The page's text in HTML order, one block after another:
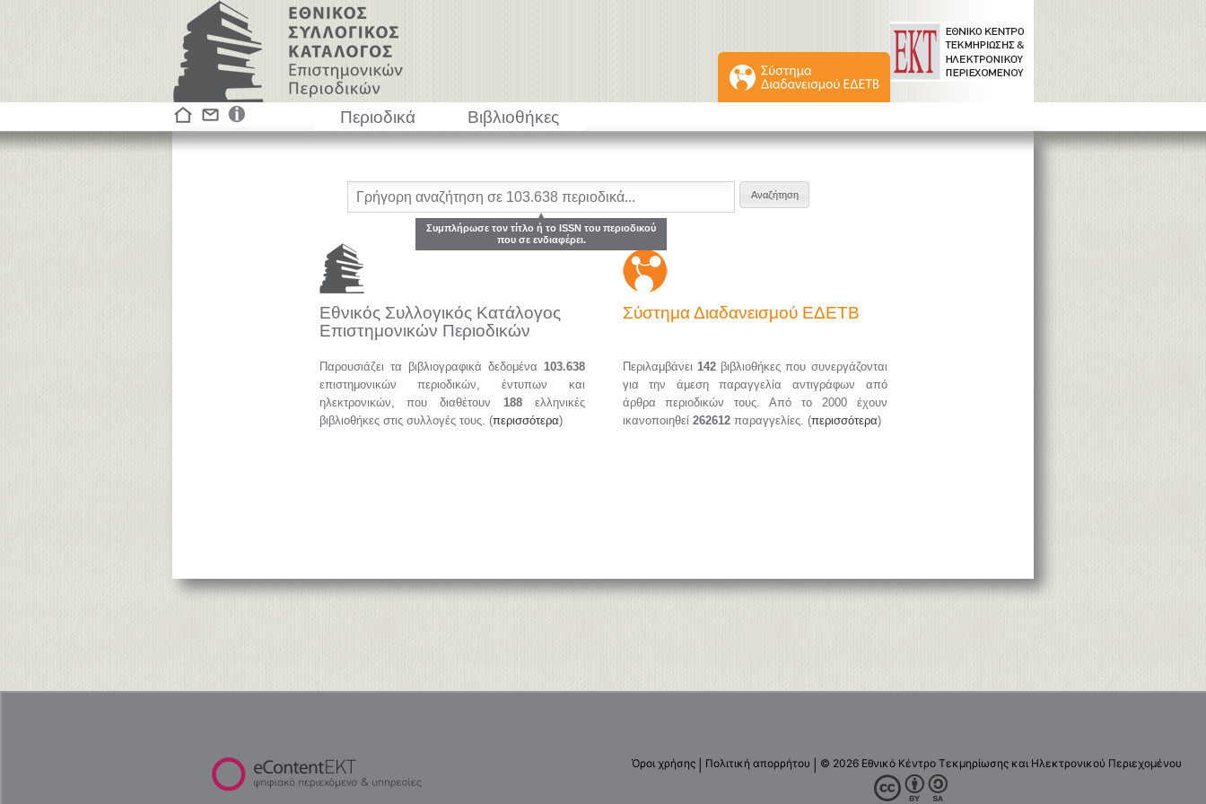
Περιοδικά Βιβλιοθήκες
Εθνικός Συλλογικός Κατάλογος
Επιστημονικών Περιοδικών
Σύστημα Διαδανεισμού ΕΔΕΤΒ
Παρουσιάζει τα βιβλιογραφικά δεδομένα 103.638
επιστημονικών περιοδικών, έντυπων και
ηλεκτρονικών, που διαθέτουν 188ελληνικές
βιβλιοθήκες στις συλλογές τους. (περισσότερα)
Περιλαμβάνει 142βιβλιοθήκες που συνεργάζονται
για την άμεση παραγγελία αντιγράφων από
άρθρα περιοδικών τους. Από το 2000 έχουν
ικανοποιηθεί 262612παραγγελίες. (περισσότερα)
Συμπλήρωσε τον τίτλο ή το ISSN του περιοδικού
που σε ενδιαφέρει.